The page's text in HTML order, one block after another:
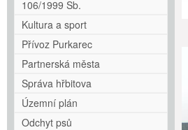
106/1999 Sb.
Kultura a sport
Přívoz Purkarec
Partnerská města
Správa hřbitova
Územní plán
Odchyt psů